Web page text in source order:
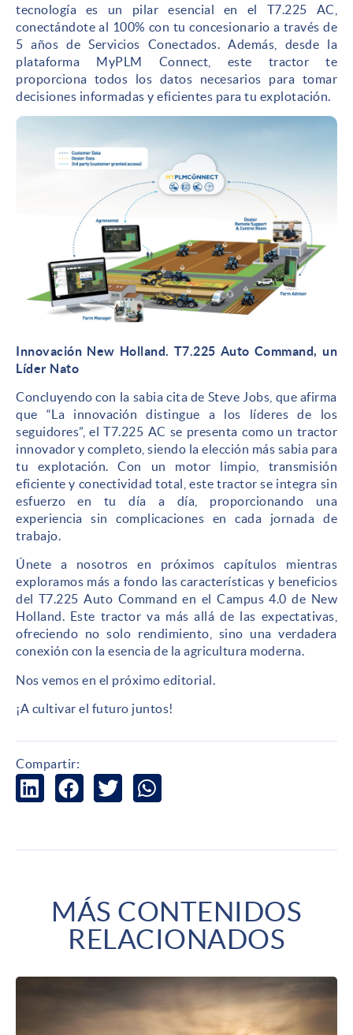
tecnología es un pilar esencial en el T7.225 AC,
conectándote al 100% con tu concesionario a través de
5 años de Servicios Conectados. Además, desde la
plataforma MyPLM Connect, este tractor te
proporciona todos los datos necesarios para tomar
decisiones informadas y eficientes para tu explotación.
Innovación New Holland. T7.225 Auto Command, un
Líder Nato
Concluyendo con la sabia cita de Steve Jobs, que afirma
que “La innovación distingue a los líderes de los
seguidores”, el T7.225 AC se presenta como un tractor
innovador y completo, siendo la elección más sabia para
tu explotación. Con un motor limpio, transmisión
eficiente y conectividad total, este tractor se integra sin
esfuerzo en tu día a día, proporcionando una
experiencia sin complicaciones en cada jornada de
trabajo.
Únete a nosotros en próximos capítulos mientras
exploramos más a fondo las características y beneficios
del T7.225 Auto Command en el Campus 4.0 de New
Holland. Este tractor va más allá de las expectativas,
ofreciendo no solo rendimiento, sino una verdadera
conexión con la esencia de la agricultura moderna.
Nos vemos en el próximo editorial.
¡A cultivar el futuro juntos!
Compartir:
MÁS CONTENIDOS
RELACIONADOS